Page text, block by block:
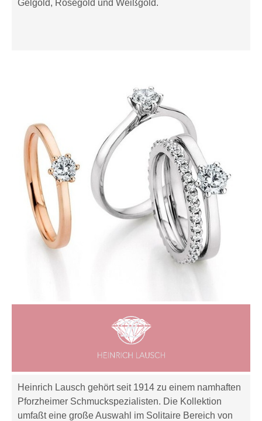
Gelgold, Roségold und Weißgold.
Heinrich Lausch gehört seit 1914 zu einem namhaften
Pforzheimer Schmuckspezialisten. Die Kollektion
umfaßt eine große Auswahl im Solitaire Bereich von